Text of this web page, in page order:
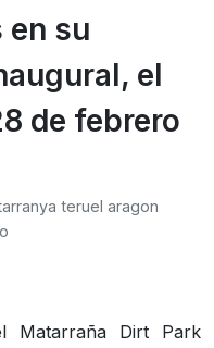
su
el
de febrero
teruel aragon
Matarraña Dirt Park